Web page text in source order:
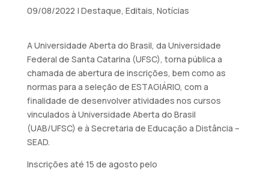
09/08/2022 | Destaque, Editais, Notícias
A Universidade Aberta do Brasil, da Universidade
Federal de Santa Catarina (UFSC), torna pública a
chamada de abertura de inscrições, bem como as
normas para a seleção de ESTAGIÁRIO, com a
finalidade de desenvolver atividades nos cursos
vinculados à Universidade Aberta do Brasil
(UAB/UFSC) e à Secretaria de Educação a Distância –
SEAD.
Inscrições até 15 de agosto pelo